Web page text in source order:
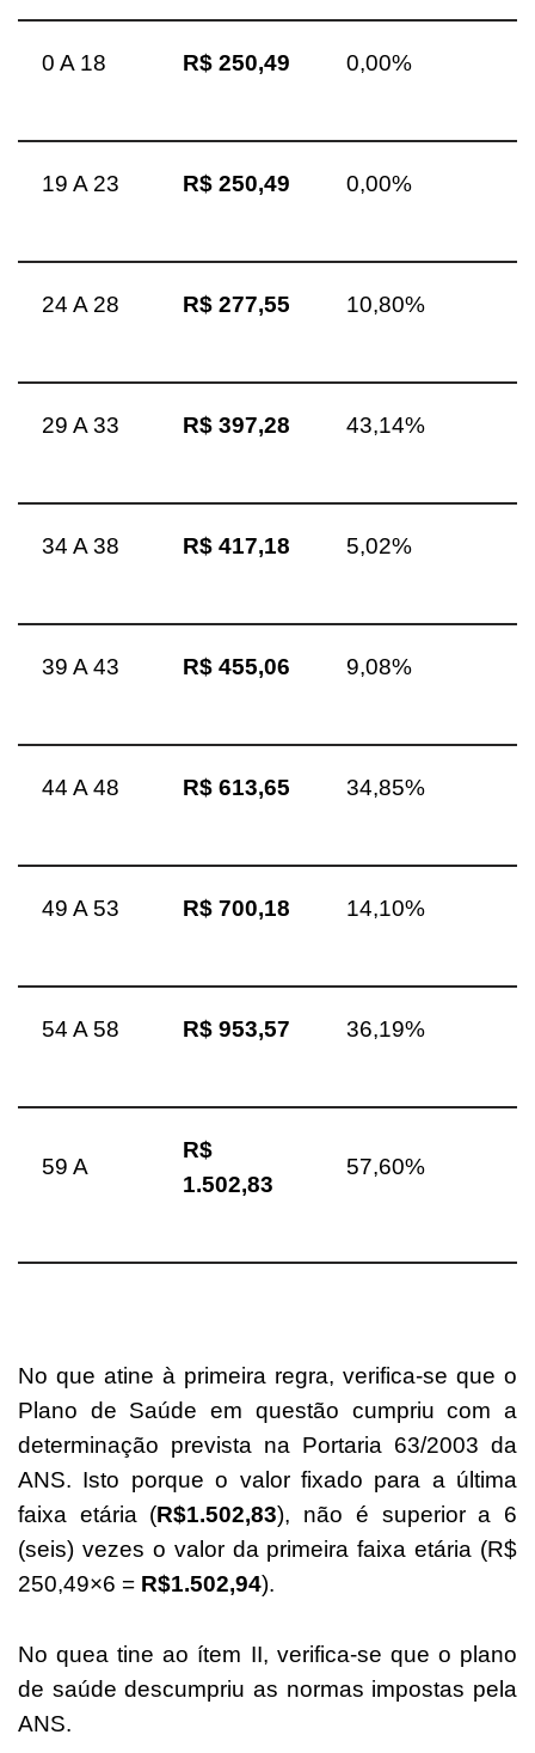
0 A 18 R$ 250,49 0,00%
19 A 23 R$ 250,49 0,00%
24 A 28 R$ 277,55 10,80%
29 A 33 R$ 397,28 43,14%
34 A 38 R$ 417,18 5,02%
39 A 43 R$ 455,06 9,08%
44 A 48 R$ 613,65 34,85%
49 A 53 R$ 700,18 14,10%
54 A 58 R$ 953,57 36,19%
59 A
R$
1.502,83
57,60%
No que atine à primeira regra, verifica-se que o
Plano de Saúde em questão cumpriu com a
determinação prevista na Portaria 63/2003 da
ANS. Isto porque o valor fixado para a última
faixa etária (R$1.502,83), não é superior a 6
(seis) vezes o valor da primeira faixa etária (R$
250,49×6 = R$1.502,94).
No quea tine ao ítem II, verifica-se que o plano
de saúde descumpriu as normas impostas pela
ANS.